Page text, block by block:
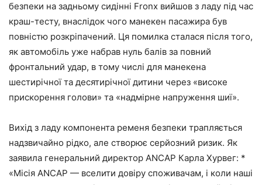
безпеки на задньому сидінні Fronx вийшов з ладу під час
краш-тесту, внаслідок чого манекен пасажира був
повністю розкріпачений. Ця помилка сталася після того,
як автомобіль уже набрав нуль балів за повний
фронтальний удар, в тому числі для манекена
шестирічної та десятирічної дитини через «високе
прискорення голови» та «надмірне напруження шиї».
Вихід з ладу компонента ременя безпеки трапляється
надзвичайно рідко, але створює серйозний ризик. Як
заявила генеральний директор ANCAP Карла Хурвег: *
«Місія ANCAP — вселити довіру споживачам, і коли наші